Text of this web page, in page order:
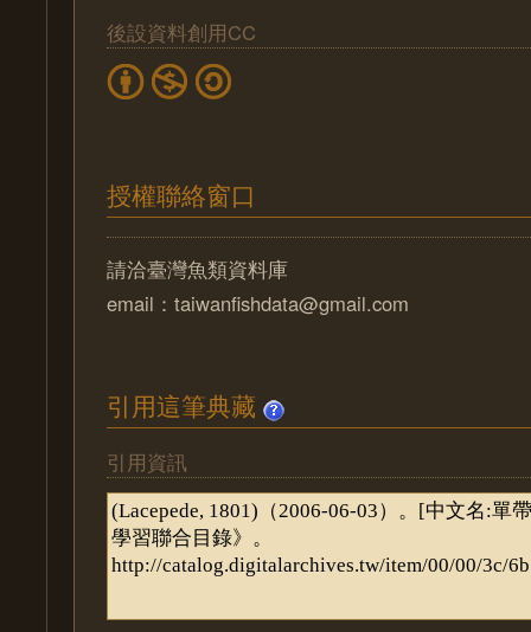
後設資料創用CC
授權聯絡窗口
請洽臺灣魚類資料庫
email：taiwanfishdata@gmail.com
引用這筆典藏
引用資訊